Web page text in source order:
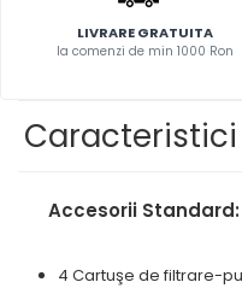
Masini pentru slefuit tevi
Masini universale de ascutit
Masini pneumatice de
Exhaustor pentru aschii
magnetica
LIVRARE GRATUITA
la comenzi de min 1000 Ron
Caracteristici
Accesorii Standard:
4 Cartuşe de filtrare-